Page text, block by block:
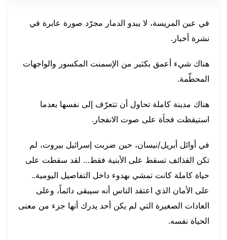
في عين المريسة، لا يبدو الدمار مجرّد صورة عابرة في
نشرة أخبار.
هناك شيء أعمق بكثير من الإسمنت المكسور والواجهات
المحطّمة.
هناك مدينة كاملة تحاول أن تتعرّف إلى نفسها بعدما
استيقظت فجأة على صوت الانفجار.
في أوائل أبريل/نيسان، حين ضربت إسرائيل بيروت، لم
تكن القذائف تسقط على الأبنية فقط… لقد سقطت على
حياة كاملة كانت تمشي بهدوء داخل التفاصيل اليومية..
على الأمان الذي اعتقد الناس أنه سيبقى دائماً، وعلى
العادات الصغيرة التي لم يكن أحد يدرك أنها جزء من معنى
الحياة نفسه.